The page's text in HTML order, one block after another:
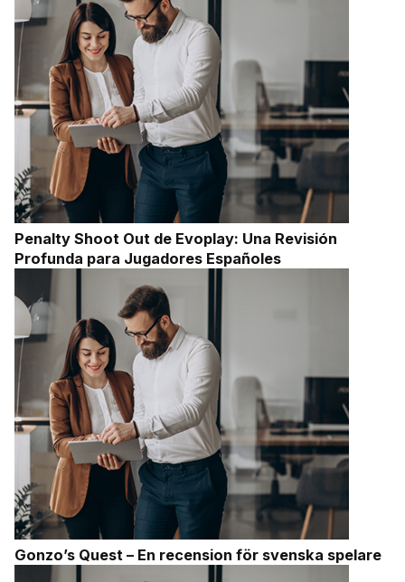
Penalty Shoot Out de Evoplay: Una Revisión
Profunda para Jugadores Españoles
Gonzo’s Quest – En recension för svenska spelare